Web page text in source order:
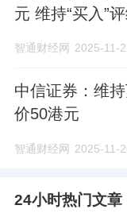
元 维持“买入”
智通财经网 2025-11-
中信证券：维
价50港元
智通财经网 2025-11-
24小时热门文章